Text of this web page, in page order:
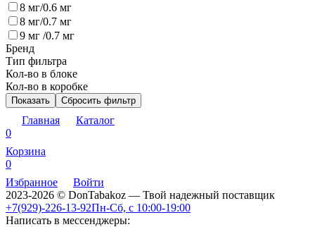
8 мг/0.6 мг
8 мг/0.7 мг
9 мг /0.7 мг
Бренд
Тип фильтра
Кол-во в блоке
Кол-во в коробке
Показать Сбросить фильтр
Главная
Каталог
0
Корзина
0
Избранное
Войти
2023-2026 © DonTabakoz — Твой надежный поставщик
+7(929)-226-13-92Пн-Сб, с 10:00-19:00
Написать в мессенджеры: